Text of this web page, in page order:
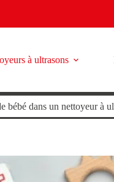
à ultrasons
bébé dans un nettoyeur à